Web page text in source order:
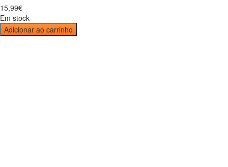
15,99€
Em stock
Adicionar ao carrinho